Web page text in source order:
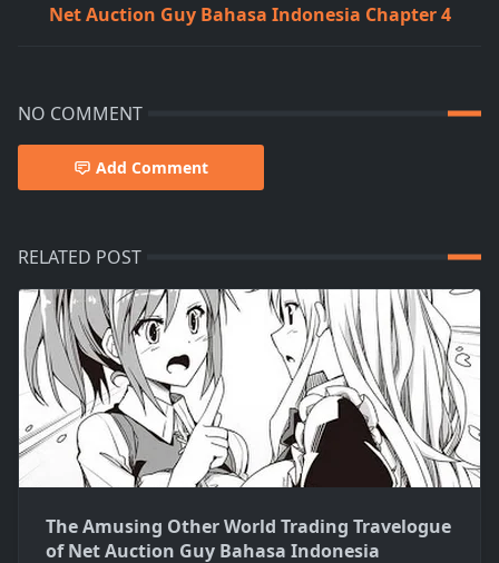
Net Auction Guy Bahasa Indonesia Chapter 4
NO COMMENT
Add Comment
RELATED POST
The Amusing Other World Trading Travelogue
of Net Auction Guy Bahasa Indonesia